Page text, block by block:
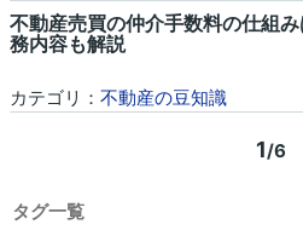
不動産売買の仲介手数料の仕組
務内容も解説
カテゴリ： 不動産の豆知識
1/6
タグ一覧